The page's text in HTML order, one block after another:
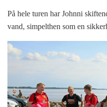
På hele turen har Johnni
vand, simpelthen som en